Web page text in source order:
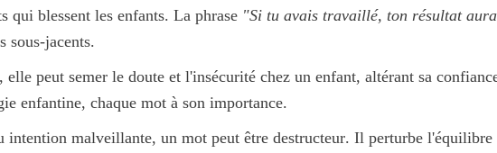
qui blessent les enfants. La phrase "Si tu avais travaillé, ton résultat
sous-jacents.
elle peut semer le doute et l'insécurité chez un enfant, altérant sa
enfantine, chaque mot à son importance.
intention malveillante, un mot peut être destructeur. Il perturbe l'équilibre